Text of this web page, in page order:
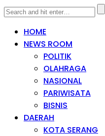
HOME
NEWS ROOM
POLITIK
OLAHRAGA
NASIONAL
PARIWISATA
BISNIS
DAERAH
KOTA SERANG